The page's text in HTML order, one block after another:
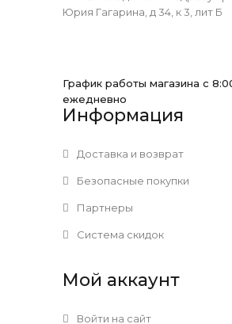
Юрия Гагарина, д 34, к 3, лит Б
График работы магазина с
ежедневно
Информация
Доставка и возврат
Безопасные покупки
Партнеры
Система скидок
Мой аккаунт
Войти на сайт